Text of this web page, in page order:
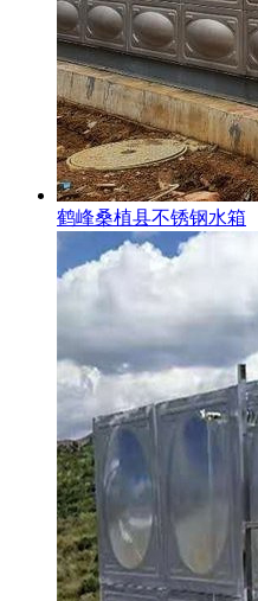
鹤峰桑植县不锈钢水箱